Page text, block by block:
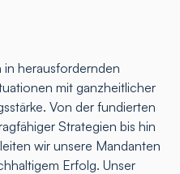
herausfordernden
mit ganzheitlicher
Von der fundierten
Strategien bis hin
wir unsere Mandanten
Erfolg. Unser